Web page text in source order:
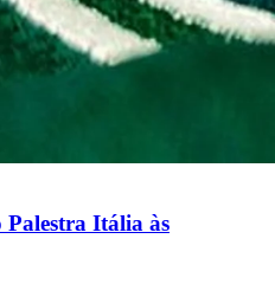
Itália às